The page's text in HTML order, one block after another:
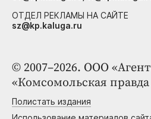
© 2007–2026. ООО
«Комсомольская правда
Полистать издания
ОТДЕЛ РЕКЛАМЫ НА САЙТЕ
sz@kp.kaluga.ru